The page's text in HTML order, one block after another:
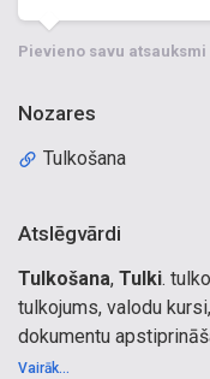
Pievieno savu atsauksmi
Nozares
Tulkošana
Atslēgvārdi
Tulkošana, Tulki.
tulkojums, valodu
dokumentu
dokumentācijas
Vairāk...